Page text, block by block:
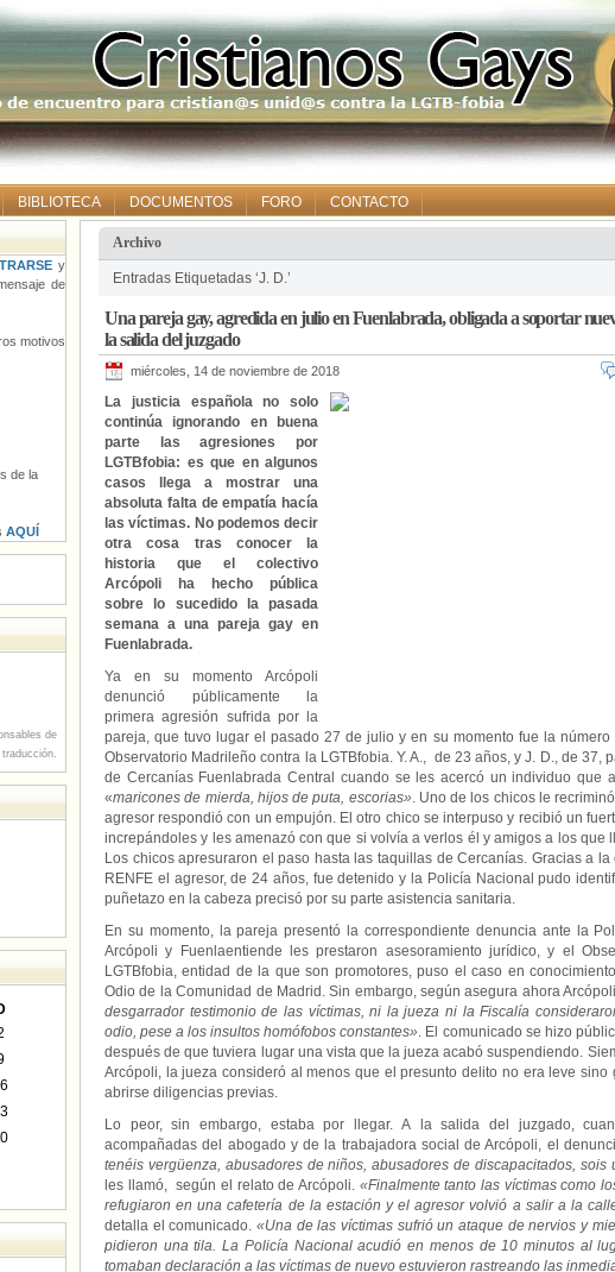
BIBLIOTECA DOCUMENTOS FORO CONTACTO
Archivo
Entradas Etiquetadas ‘J. D.’
Una pareja gay, agredida en julio en Fuenlabrada, obligada a soportar
la salida del juzgado
miércoles, 14 de noviembre de 2018
La justicia española no solo
continúa ignorando en buena
parte las agresiones por
LGTBfobia: es que en algunos
casos llega a mostrar una
absoluta falta de empatía hacía
las víctimas. No podemos decir
otra cosa tras conocer la
historia que el colectivo
Arcópoli ha hecho pública
sobre lo sucedido la pasada
semana a una pareja gay en
Fuenlabrada.
Ya en su momento Arcópoli
denunció públicamente la
primera agresión sufrida por la
pareja, que tuvo lugar el pasado 27 de julio y en su momento fue la número
Observatorio Madrileño contra la LGTBfobia. Y. A., de 23 años, y J. D., de 37,
de Cercanías Fuenlabrada Central cuando se les acercó un individuo que
«maricones de mierda, hijos de puta, escorias». Uno de los chicos le
agresor respondió con un empujón. El otro chico se interpuso y recibió un
increpándoles y les amenazó con que si volvía a verlos él y amigos a los que
Los chicos apresuraron el paso hasta las taquillas de Cercanías. Gracias a
RENFE el agresor, de 24 años, fue detenido y la Policía Nacional pudo
puñetazo en la cabeza precisó por su parte asistencia sanitaria.
En su momento, la pareja presentó la correspondiente denuncia ante la
Arcópoli y Fuenlaentiende les prestaron asesoramiento jurídico, y el
LGTBfobia, entidad de la que son promotores, puso el caso en
Odio de la Comunidad de Madrid. Sin embargo, según asegura ahora
desgarrador testimonio de las víctimas, ni la jueza ni la Fiscalía
odio, pese a los insultos homófobos constantes». El comunicado se hizo
después de que tuviera lugar una vista que la jueza acabó suspendiendo.
Arcópoli, la jueza consideró al menos que el presunto delito no era leve sino
abrirse diligencias previas.
Lo peor, sin embargo, estaba por llegar. A la salida del juzgado,
acompañadas del abogado y de la trabajadora social de Arcópoli, el
tenéis vergüenza, abusadores de niños, abusadores de discapacitados, sois
les llamó, según el relato de Arcópoli. «Finalmente tanto las víctimas como
refugiaron en una cafetería de la estación y el agresor volvió a salir a la
detalla el comunicado. «Una de las víctimas sufrió un ataque de nervios y
pidieron una tila. La Policía Nacional acudió en menos de 10 minutos al
tomaban declaración a las víctimas de nuevo estuvieron rastreando las
y
de
motivos
de la
AQUÍ
de